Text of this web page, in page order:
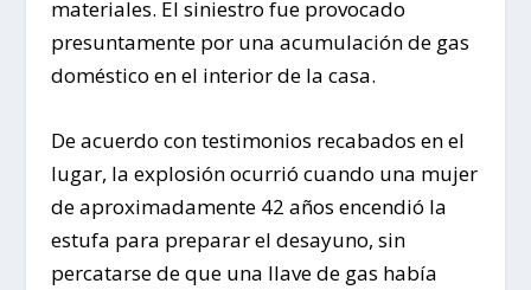
materiales. El siniestro fue provocado
presuntamente por una acumulación de gas
doméstico en el interior de la casa.
De acuerdo con testimonios recabados en el
lugar, la explosión ocurrió cuando una mujer
de aproximadamente 42 años encendió la
estufa para preparar el desayuno, sin
percatarse de que una llave de gas había